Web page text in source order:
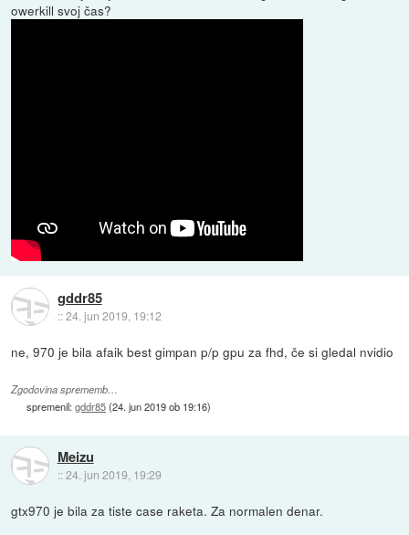
owerkill svoj čas?
gddr85
::24. jun 2019, 19:12
ne, 970 je bila afaik best gimpan p/p gpu za fhd, če si gledal nvidio
Zgodovina sprememb…
spremenil:gddr85(24. jun 2019 ob 19:16)
Meizu
::24. jun 2019, 19:29
gtx970 je bila za tiste case raketa. Za normalen denar.